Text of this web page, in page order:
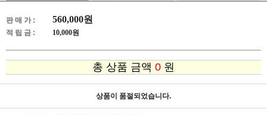
판 매 가 : 560,000원
적 립 금 : 10,000원
총 상품 금액 0 원
상품이 품절되었습니다.